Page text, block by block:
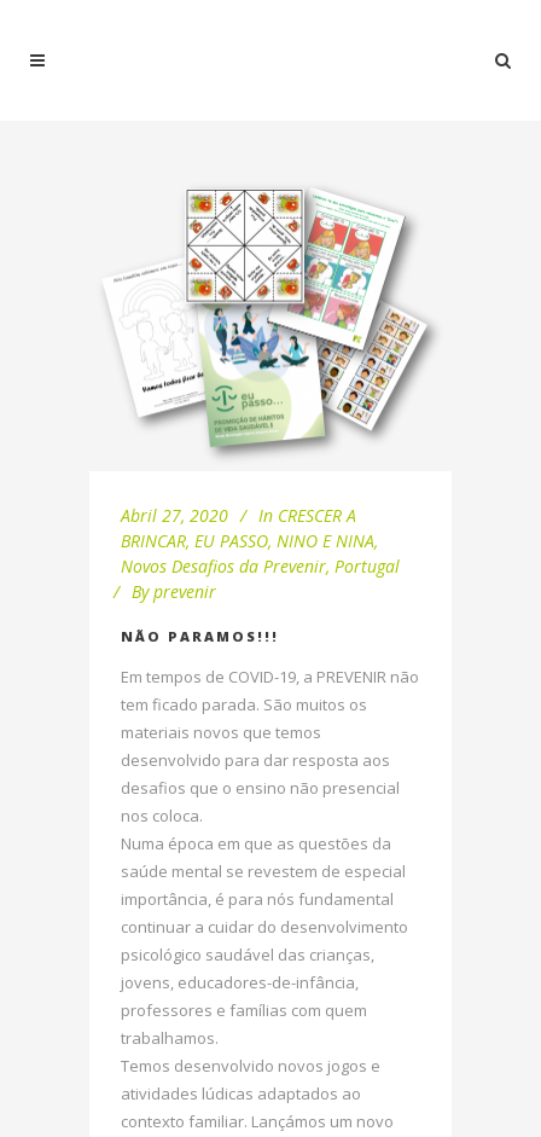
Abril 27, 2020 In CRESCER A
BRINCAR, EU PASSO, NINO E NINA,
Novos Desafios da Prevenir, Portugal
By prevenir
NÃO PARAMOS!!!
Em tempos de COVID-19, a PREVENIR não
tem ficado parada. São muitos os
materiais novos que temos
desenvolvido para dar resposta aos
desafios que o ensino não presencial
nos coloca.
Numa época em que as questões da
saúde mental se revestem de especial
importância, é para nós fundamental
continuar a cuidar do desenvolvimento
psicológico saudável das crianças,
jovens, educadores-de-infância,
professores e famílias com quem
trabalhamos.
Temos desenvolvido novos jogos e
atividades lúdicas adaptados ao
contexto familiar. Lançámos um novo